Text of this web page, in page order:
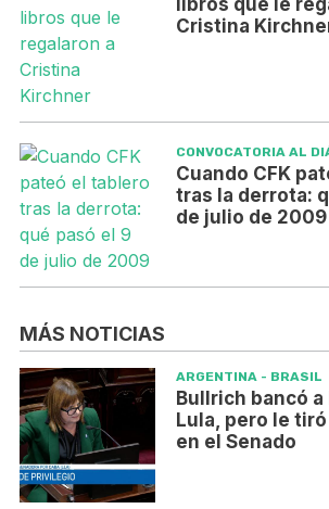
libros que le
Cristina
CONVOCATORIA AL
Cuando CFK
tras la derrota:
de julio de 2009
MÁS NOTICIAS
ARGENTINA - BRASIL
Bullrich bancó
Lula, pero le
en el Senado